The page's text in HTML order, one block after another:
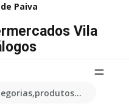
Paiva
Vila